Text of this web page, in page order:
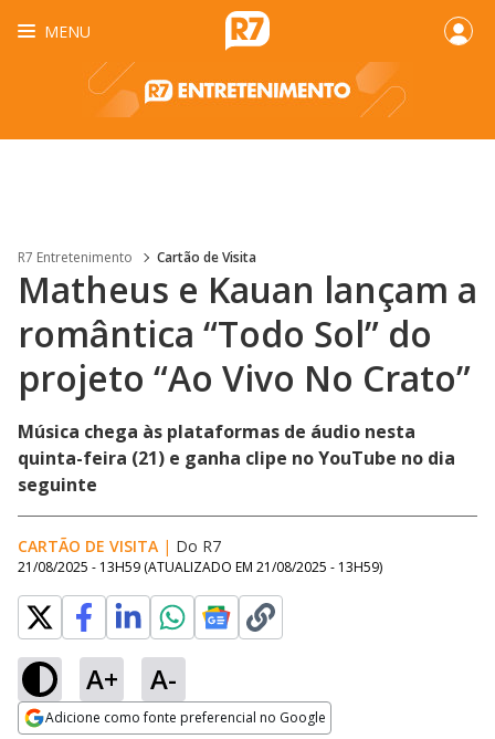
MENU
R7 Entretenimento Cartão de Visita
Matheus e Kauan lançam a
romântica “Todo Sol” do
projeto “Ao Vivo No Crato”
Música chega às plataformas de áudio nesta
quinta-feira (21) e ganha clipe no YouTube no dia
seguinte
CARTÃO DE VISITA | Do R7
21/08/2025 - 13H59 (ATUALIZADO EM 21/08/2025 - 13H59)
A+ A-
Adicione como fonte preferencial no Google